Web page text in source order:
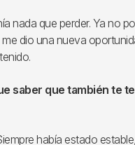
nada que perder. Ya no
me dio una nueva
saber que también te
había estado